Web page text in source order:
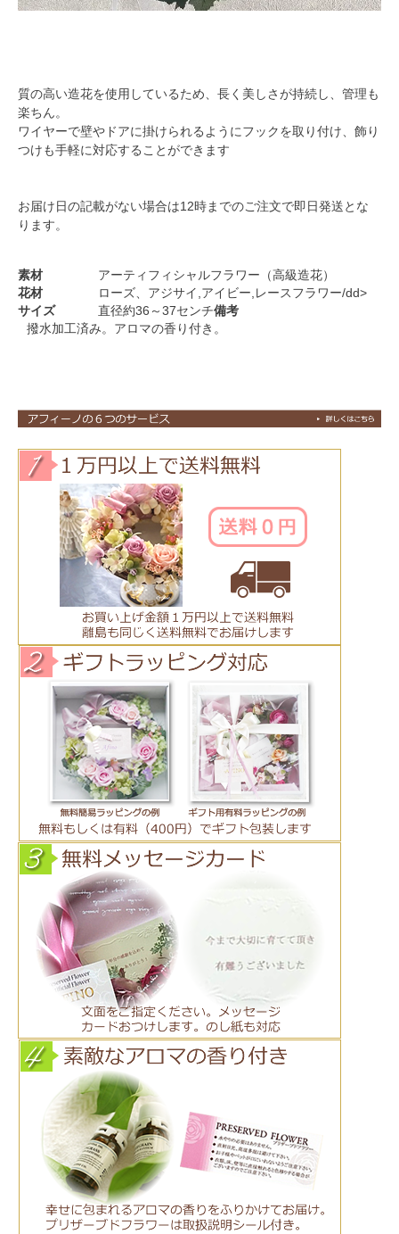
質の高い造花を使用しているため、長く美しさが持続し、管理も
楽ちん。
ワイヤーで壁やドアに掛けられるようにフックを取り付け、飾り
つけも手軽に対応することができます
お届け日の記載がない場合は12時までのご注文で即日発送とな
ります。
素材
アーティフィシャルフラワー（高級造花）
花材
ローズ、アジサイ,アイビー,レースフラワー/dd>
サイズ
直径約36～37センチ備考
撥水加工済み。アロマの香り付き。